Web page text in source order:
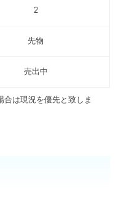
2
先物
売出中
は現況を優先と致しま